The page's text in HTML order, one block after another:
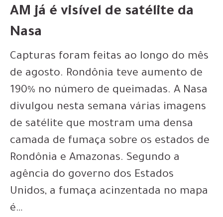
AM já é visível de satélite da
Nasa
Capturas foram feitas ao longo do mês
de agosto. Rondônia teve aumento de
190% no número de queimadas. A Nasa
divulgou nesta semana várias imagens
de satélite que mostram uma densa
camada de fumaça sobre os estados de
Rondônia e Amazonas. Segundo a
agência do governo dos Estados
Unidos, a fumaça acinzentada no mapa
é…